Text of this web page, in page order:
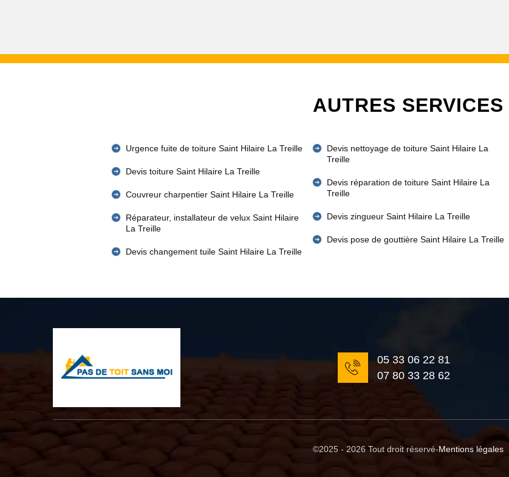
AUTRES SERVICES
Urgence fuite de toiture Saint Hilaire La Treille
Devis toiture Saint Hilaire La Treille
Couvreur charpentier Saint Hilaire La Treille
Réparateur, installateur de velux Saint Hilaire
La Treille
Devis changement tuile Saint Hilaire La Treille
Devis nettoyage de toiture Saint Hilaire La
Treille
Devis réparation de toiture Saint Hilaire La
Treille
Devis zingueur Saint Hilaire La Treille
Devis pose de gouttière Saint Hilaire La Treille
05 33 06 22 81
07 80 33 28 62
©2025 - 2026 Tout droit réservé-Mentions légales